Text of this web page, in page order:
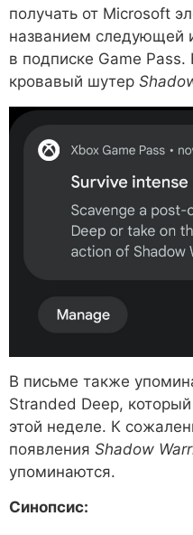
получать от Microsoft
названием следующей
в подписке Game Pass.
кровавый шутер
В письме также
Stranded Deep,
этой неделе. К
появления Shadow
упоминаются.
Синопсис: